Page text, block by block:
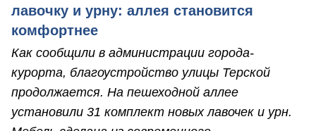
лавочку и урну: аллея становится
комфортнее
Как сообщили в администрации города-
курорта, благоустройство улицы Терской
продолжается. На пешеходной аллее
установили 31 комплект новых лавочек и урн.